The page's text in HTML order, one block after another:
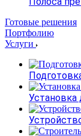
Готовые решения
Портфолию
Услуги
Установка